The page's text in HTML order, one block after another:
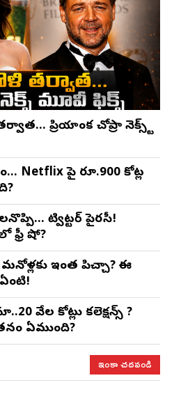
ప్రియాంక చోప్రా నెక్స్ట్
Netflix పై రూ.900 కోట్ల
ట్విట్టర్ పైరసీ!
ఫ్రీ షో?
ఇంత పిచ్చా? ఈ
ఏంటి!
వేల కోట్లు కలెక్షన్స్ ?
ఏముంది?
ఇంకా చదవండి